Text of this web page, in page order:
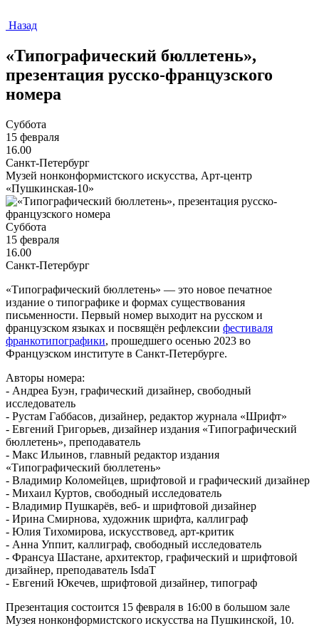
Назад
«Типографический бюллетень»,
презентация русско-французского
номера
Суббота
15 февраля
16.00
Санкт-Петербург
Музей нонконформистского искусства, Арт-центр
«Пушкинская-10»
Суббота
15 февраля
16.00
Санкт-Петербург
«Типографический бюллетень» — это новое печатное
издание о типографике и формах существования
письменности. Первый номер выходит на русском и
французском языках и посвящён рефлексии фестиваля
франкотипографики, прошедшего осенью 2023 во
Французском институте в Санкт-Петербурге.
Авторы номера:
- Андреа Буэн, графический дизайнер, свободный
исследователь
- Рустам Габбасов, дизайнер, редактор журнала «Шрифт»
- Евгений Григорьев, дизайнер издания «Типографический
бюллетень», преподаватель
- Макс Ильинов, главный редактор издания
«Типографический бюллетень»
- Владимир Коломейцев, шрифтовой и графический дизайнер
- Михаил Куртов, свободный исследователь
- Владимир Пушкарёв, веб- и шрифтовой дизайнер
- Ирина Смирнова, художник шрифта, каллиграф
- Юлия Тихомирова, искусствовед, арт-критик
- Анна Уппит, каллиграф, свободный исследователь
- Франсуа Шастане, архитектор, графический и шрифтовой
дизайнер, преподаватель IsdaT
- Евгений Юкечев, шрифтовой дизайнер, типограф
Презентация состоится 15 февраля в 16:00 в большом зале
Музея нонконформистского искусства на Пушкинской, 10.